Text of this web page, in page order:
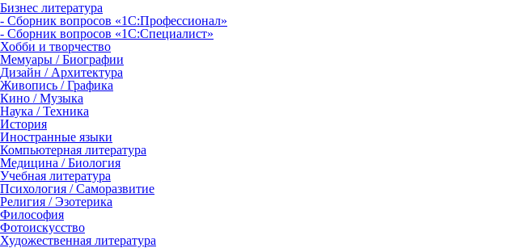
Бизнес литература
- Сборник вопросов «1С:Профессионал»
- Сборник вопросов «1С:Специалист»
Хобби и творчество
Мемуары / Биографии
Дизайн / Архитектура
Живопись / Графика
Кино / Музыка
Наука / Техника
История
Иностранные языки
Компьютерная литература
Медицина / Биология
Учебная литература
Психология / Саморазвитие
Религия / Эзотерика
Философия
Фотоискусство
Художественная литература